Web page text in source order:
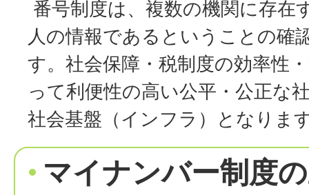
番号制度は、複数の機関に存在
人の情報であるということの確
す。社会保障・税制度の効率性
って利便性の高い公平・公正な
社会基盤（インフラ）となりま
マイナンバー制度